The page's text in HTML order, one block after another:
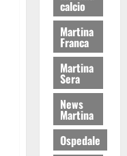
calcio
Martina
Franca
Martina
Sera
News
Martina
Ospedale